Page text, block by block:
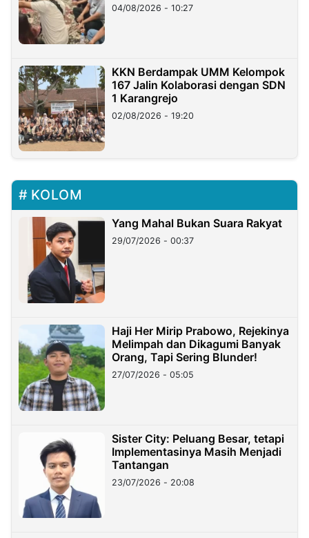
di Taiwan
04/08/2026 - 10:27
KKN Berdampak UMM Kelompok
167 Jalin Kolaborasi dengan SDN
1 Karangrejo
02/08/2026 - 19:20
KOLOM
Yang Mahal Bukan Suara Rakyat
29/07/2026 - 00:37
Haji Her Mirip Prabowo, Rejekinya
Melimpah dan Dikagumi Banyak
Orang, Tapi Sering Blunder!
27/07/2026 - 05:05
Sister City: Peluang Besar, tetapi
Implementasinya Masih Menjadi
Tantangan
23/07/2026 - 20:08